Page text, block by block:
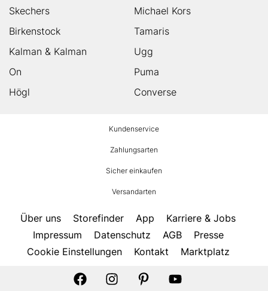
Skechers
Michael Kors
Birkenstock
Tamaris
Kalman & Kalman
Ugg
On
Puma
Högl
Converse
Kundenservice
Zahlungsarten
Sicher einkaufen
Versandarten
Über uns Storefinder App
Karriere & Jobs
Impressum
Datenschutz AGB
Presse
Cookie Einstellungen
Kontakt Marktplatz